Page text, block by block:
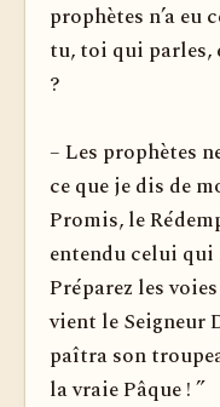
prophètes n’a eu
tu, toi qui parles,
?
– Les prophètes
ce que je dis de
Promis, le
entendu celui qui
Préparez les
vient le Seigneur
paîtra son
la vraie Pâque ! ”